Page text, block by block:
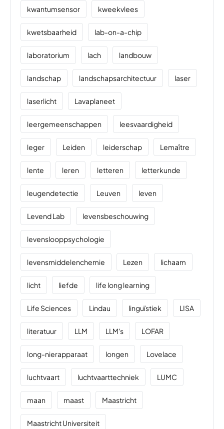
kwantumsensor kweekvlees
kwetsbaarheid lab-on-a-chip
laboratorium lach landbouw
landschap landschapsarchitectuur laser
laserlicht Lavaplaneet
leergemeenschappen leesvaardigheid
leger Leiden leiderschap Lemaître
lente leren letteren letterkunde
leugendetectie Leuven leven
Levend Lab levensbeschouwing
levenslooppsychologie
levensmiddelenchemie Lezen lichaam
licht liefde life long learning
Life Sciences Lindau linguïstiek LISA
literatuur LLM LLM's LOFAR
long-nierapparaat longen Lovelace
luchtvaart luchtvaarttechniek LUMC
maan maast Maastricht
Maastricht Universiteit